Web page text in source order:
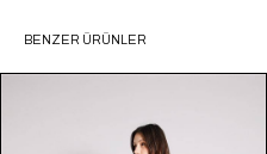
BENZER ÜRÜNLER